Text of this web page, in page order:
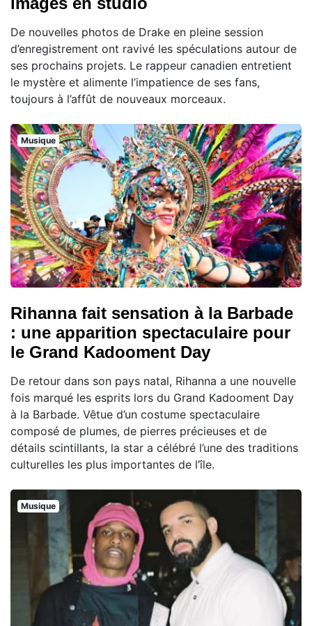
De nouvelles photos de Drake en pleine session
d’enregistrement ont ravivé les spéculations autour de
ses prochains projets. Le rappeur canadien entretient
le mystère et alimente l’impatience de ses fans,
toujours à l’affût de nouveaux morceaux.
Musique
Rihanna fait sensation à la Barbade
: une apparition spectaculaire pour
le Grand Kadooment Day
De retour dans son pays natal, Rihanna a une nouvelle
fois marqué les esprits lors du Grand Kadooment Day
à la Barbade. Vêtue d’un costume spectaculaire
composé de plumes, de pierres précieuses et de
détails scintillants, la star a célébré l’une des traditions
culturelles les plus importantes de l’île.
Musique